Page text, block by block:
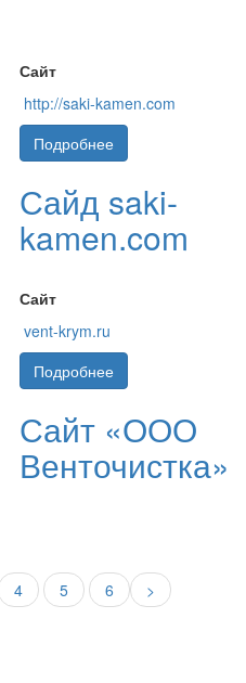
Сайт
http://saki-kamen.com
Подробнее
Сайд saki-
kamen.com
Сайт
vent-krym.ru
Подробнее
Сайт «ООО
Венточистка»
4 5 6 >